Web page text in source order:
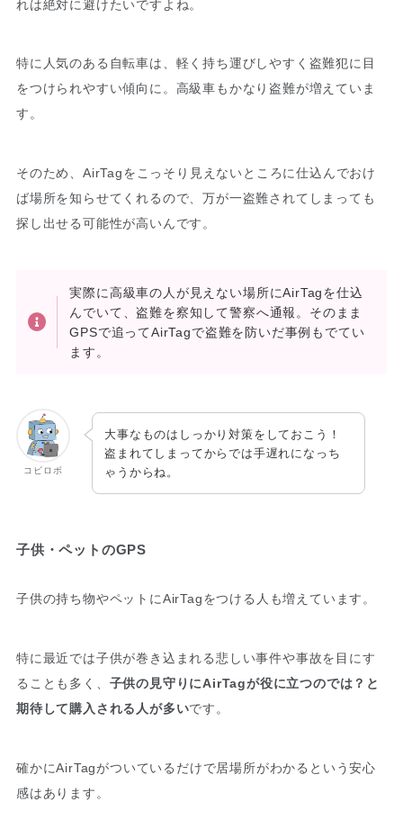
れは絶対に避けたいですよね。
特に人気のある自転車は、軽く持ち運びしやすく盗難犯に目
をつけられやすい傾向に。高級車もかなり盗難が増えていま
す。
そのため、AirTagをこっそり見えないところに仕込んでおけ
ば場所を知らせてくれるので、万が一盗難されてしまっても
探し出せる可能性が高いんです。
実際に高級車の人が見えない場所にAirTagを仕込
んでいて、盗難を察知して警察へ通報。そのまま
GPSで追ってAirTagで盗難を防いだ事例もでてい
ます。
コビロボ
大事なものはしっかり対策をしておこう！
盗まれてしまってからでは手遅れになっち
ゃうからね。
子供・ペットのGPS
子供の持ち物やペットにAirTagをつける人も増えています。
特に最近では子供が巻き込まれる悲しい事件や事故を目にす
ることも多く、 子供の見守りにAirTagが役に立つのでは？と
期待して購入される人が多いです。
確かにAirTagがついているだけで居場所がわかるという安心
感はあります。